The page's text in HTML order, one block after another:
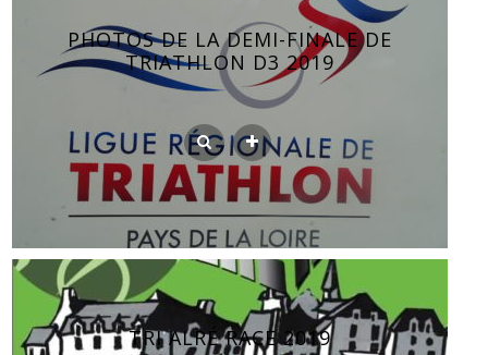
PHOTOS DE LA DEMI-FINALE DE
TRIATHLON D3 2019
TRI ALRÉ RACE 2019